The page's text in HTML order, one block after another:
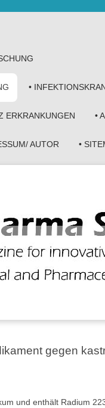
•
ERKRANKUNGEN •
AUTOR •
gegen
und enthält Radium